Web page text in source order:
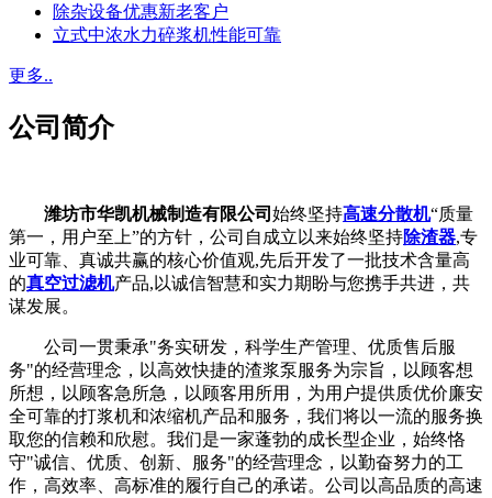
除杂设备优惠新老客户
立式中浓水力碎浆机性能可靠
更多..
公司简介
潍坊市华凯机械制造有限公司 始终坚持高速分散机“质量
第一，用户至上”的方针，公司自成立以来始终坚持除渣器,专
业可靠、真诚共赢的核心价值观,先后开发了一批技术含量高
的真空过滤机产品,以诚信智慧和实力期盼与您携手共进，共
谋发展。
公司一贯秉承"务实研发，科学生产管理、优质售后服
务"的经营理念，以高效快捷的渣浆泵服务为宗旨，以顾客想
所想，以顾客急所急，以顾客用所用，为用户提供质优价廉安
全可靠的打浆机和浓缩机产品和服务，我们将以一流的服务换
取您的信赖和欣慰。我们是一家蓬勃的成长型企业，始终恪
守"诚信、优质、创新、服务"的经营理念，以勤奋努力的工
作，高效率、高标准的履行自己的承诺。公司以高品质的高速